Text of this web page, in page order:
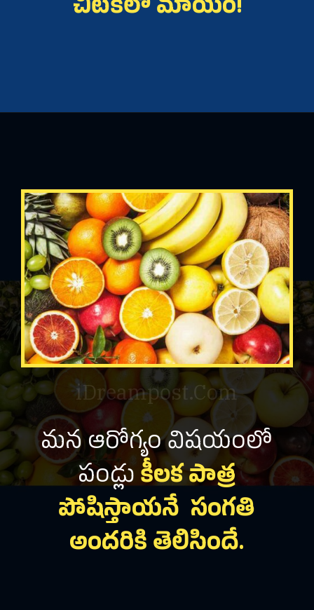
చిటికెలో మాయం!
మన ఆరోగ్యం విషయంలో
పండ్లుకీలక పాత్ర
పోషిస్తాయనే సంగతి
అందరికి తెలిసిందే.
iDreampost.Com